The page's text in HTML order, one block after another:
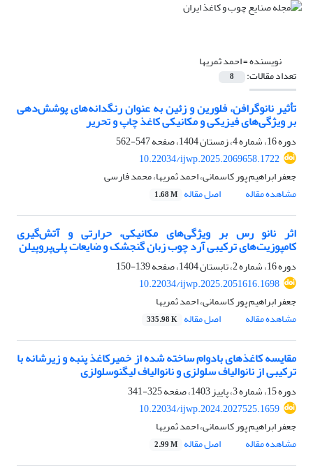
نویسنده =احمد ثمریها
تعداد مقالات: 8
تأثیر نانوگرافن، فلورین و زئین به عنوان رنگدانه‌های پوشش‌دهی
بر ویژگی‌های فیزیکی و مکانیکی کاغذ چاپ و تحریر
دوره 16، شماره 4، زمستان 1404، صفحه
547-562
10.22034/ijwp.2025.2069658.1722
جعفر ابراهیم پور کاسمانی، احمد ثمریها، محمد فارسی
مشاهده مقاله
اصل مقاله 1.68 M
اثر نانو رس بر ویژگی‌های مکانیکی، حرارتی و آتش‌گیری
کامپوزیت‌های ترکیبی آرد چوب زبان گنجشک و ضایعات پلی‌پروپیلن
دوره 16، شماره 2، تابستان 1404، صفحه
139-150
10.22034/ijwp.2025.2051616.1698
جعفر ابراهیم پور کاسمانی، احمد ثمریها
مشاهده مقاله
اصل مقاله 335.98 K
مقایسه کاغذهای بادوام ساخته شده از خمیرکاغذ پنبه و زیرشانه با
ترکیبی از نانوالیاف سلولزی و نانوالیاف لیگنوسلولزی
دوره 15، شماره 3، پاییز 1403، صفحه
325-341
10.22034/ijwp.2024.2027525.1659
جعفر ابراهیم پور کاسمانی، احمد ثمریها
مشاهده مقاله
اصل مقاله 2.99 M